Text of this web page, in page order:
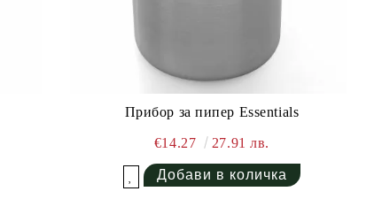
Прибор за пипер Essentials
€14.27 27.91 лв.